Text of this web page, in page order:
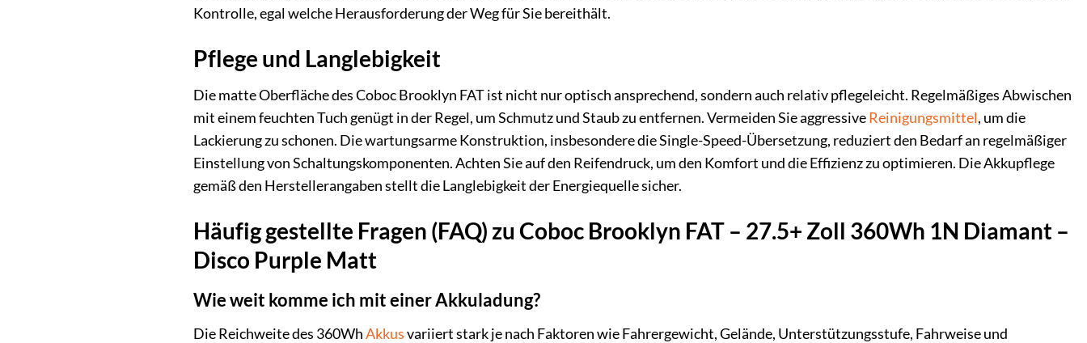
Kontrolle, egal welche Herausforderung der Weg für Sie bereithält.
Pflege und Langlebigkeit
Die matte Oberfläche des Coboc Brooklyn FAT ist nicht nur optisch ansprechend, sondern auch relativ pflegeleicht. Regelmäßiges Abwischen
mit einem feuchten Tuch genügt in der Regel, um Schmutz und Staub zu entfernen. Vermeiden Sie aggressiveReinigungsmittel, um die
Lackierung zu schonen. Die wartungsarme Konstruktion, insbesondere die Single-Speed-Übersetzung, reduziert den Bedarf an regelmäßiger
Einstellung von Schaltungskomponenten. Achten Sie auf den Reifendruck, um den Komfort und die Effizienz zu optimieren. Die Akkupflege
gemäß den Herstellerangaben stellt die Langlebigkeit der Energiequelle sicher.
Häufig gestellte Fragen (FAQ) zu Coboc Brooklyn FAT – 27.5+ Zoll 360Wh 1N Diamant –
Disco Purple Matt
Wie weit komme ich mit einer Akkuladung?
Die Reichweite des 360WhAkkusvariiert stark je nach Faktoren wie Fahrergewicht, Gelände, Unterstützungsstufe, Fahrweise und